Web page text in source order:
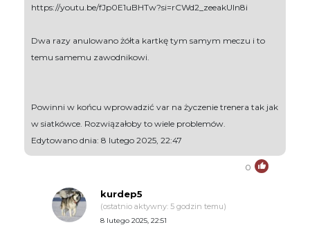
https://youtu.be/fJp0E1uBHTw?si=rCWd2_zeeakUIn8i
Dwa razy anulowano żółta kartkę tym samym meczu i to
temu samemu zawodnikowi.
Powinni w końcu wprowadzić var na życzenie trenera tak jak
w siatkówce. Rozwiązałoby to wiele problemów.
Edytowano dnia: 8 lutego 2025, 22:47
0
kurdep5
(ostatnio aktywny: 5 godzin temu)
8 lutego 2025, 22:51